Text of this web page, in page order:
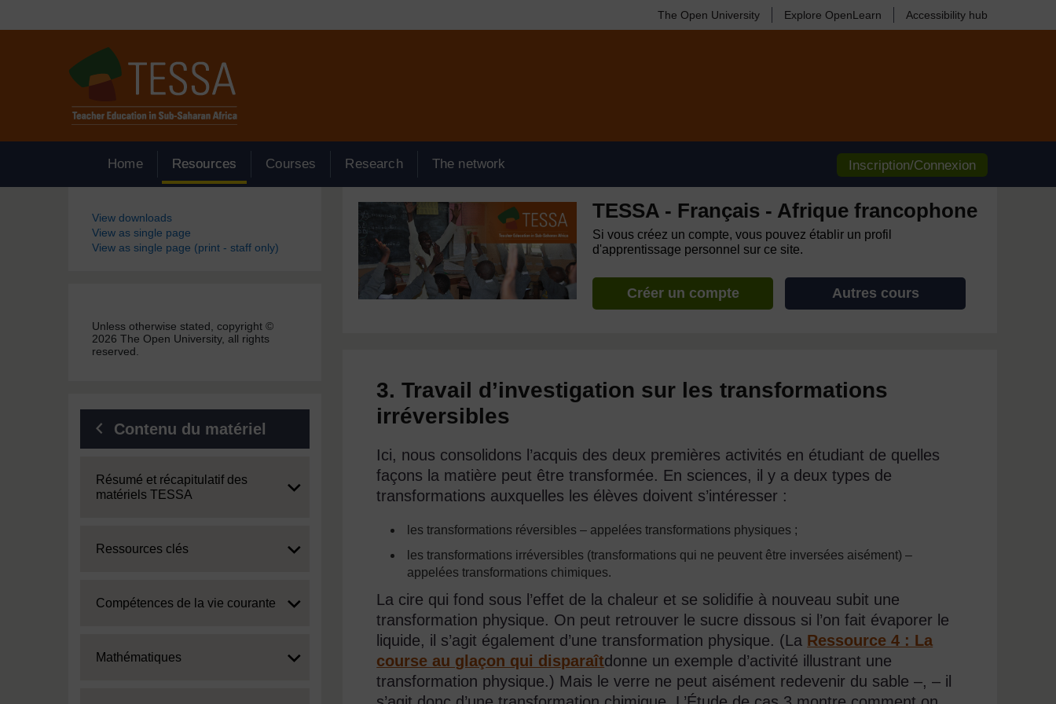
The Open University Explore OpenLearn Accessibility hub
Home Resources Courses Research The network Inscription/Connexion
Blocs
View downloads
View as single page
View as single page (print - staff only)
Unless otherwise stated, copyright ©
2026 The Open University, all rights
reserved.
Contenu du matériel
Expand
Résumé et récapitulatif des
matériels TESSA
Expand
Ressources clés
Expand
Compétences de la vie courante
Expand
Mathématiques
TESSA - Français - Afrique francophone
Si vous créez un compte, vous pouvez établir un profil
d'apprentissage personnel sur ce site.
Créer un compte Autres cours
3. Travail d’investigation sur les transformations
irréversibles
Ici, nous consolidons l’acquis des deux premières activités en étudiant de quelles
façons la matière peut être transformée. En sciences, il y a deux types de
transformations auxquelles les élèves doivent s’intéresser :
les transformations réversibles – appelées transformations physiques ;
les transformations irréversibles (transformations qui ne peuvent être inversées aisément) –
appelées transformations chimiques.
La cire qui fond sous l’effet de la chaleur et se solidifie à nouveau subit une
transformation physique. On peut retrouver le sucre dissous si l’on fait évaporer le
liquide, il s’agit également d’une transformation physique. (La Ressource 4 : La
course au glaçon qui disparaîtdonne un exemple d’activité illustrant une
transformation physique.) Mais le verre ne peut aisément redevenir du sable –, – il